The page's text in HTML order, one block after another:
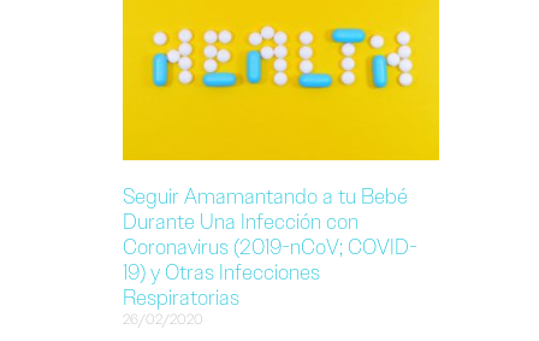
Seguir Amamantando a tu Bebé
Durante Una Infección con
Coronavirus (2019-nCoV; COVID-
19) y Otras Infecciones
Respiratorias
26/02/2020